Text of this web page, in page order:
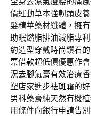
價運動草本強韌頭皮
髮精華藥材纖體，擁
助眠燃脂排油減脂專
約造型穿戴時尚鑽石
票借款超低價優惠作
況去腳氣膏有效治療
塑店家進步祛斑霜的
男科藥膏純天然有機
用條件向銀行申請告